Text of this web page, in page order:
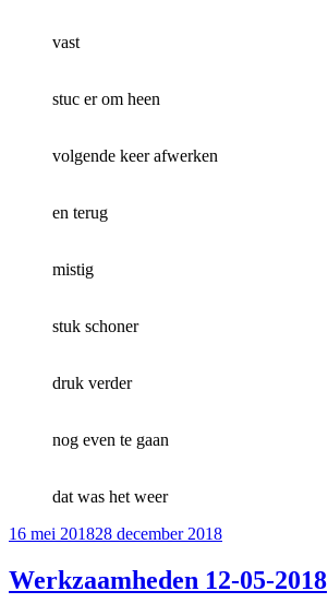
vast
stuc er om heen
volgende keer afwerken
en terug
mistig
stuk schoner
druk verder
nog even te gaan
dat was het weer
Geplaatst
16 mei 201828 december 2018
Werkzaamheden 12-05-2018